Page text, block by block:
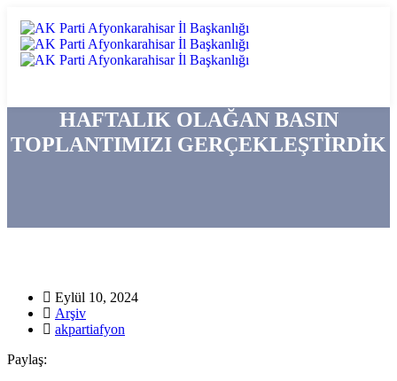
HAFTALIK OLAĞAN BASIN
TOPLANTIMIZI GERÇEKLEŞTİRDİK
Eylül 10, 2024
Arşiv
akpartiafyon
Paylaş: